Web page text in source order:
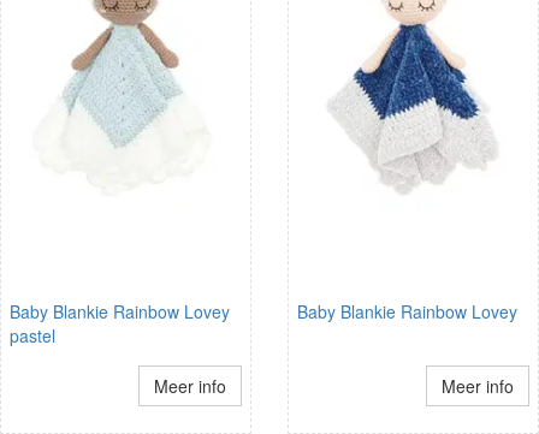
Baby Blankie Rainbow Lovey
pastel
Meer info
Baby Blankie Rainbow Lovey
Meer info